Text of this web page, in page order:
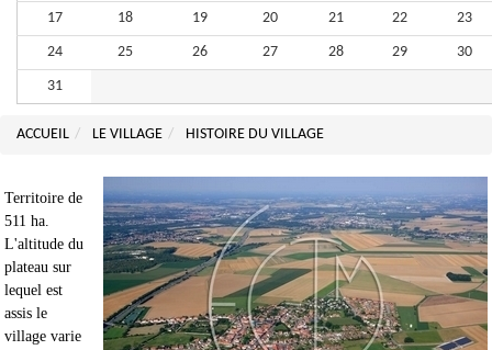
17 18 19 20 21 22 23
24 25 26 27 28 29 30
31
ACCUEIL LE VILLAGE HISTOIRE DU VILLAGE
Territoire de
511 ha.
L'altitude du
plateau sur
lequel est
assis le
village varie